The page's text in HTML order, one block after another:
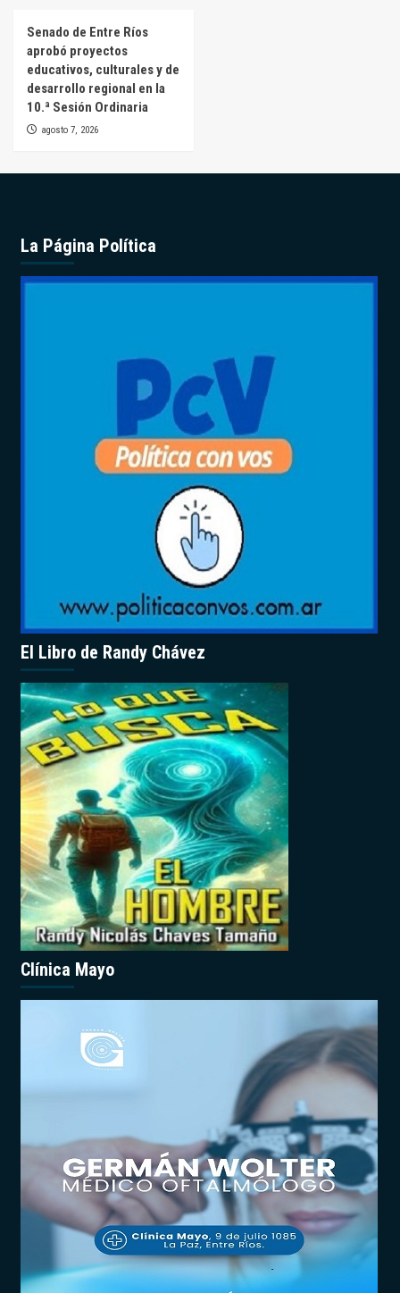
Senado de Entre Ríos
aprobó proyectos
educativos, culturales y de
desarrollo regional en la
10.ª Sesión Ordinaria
agosto 7, 2026
La Página Política
El Libro de Randy Chávez
Clínica Mayo